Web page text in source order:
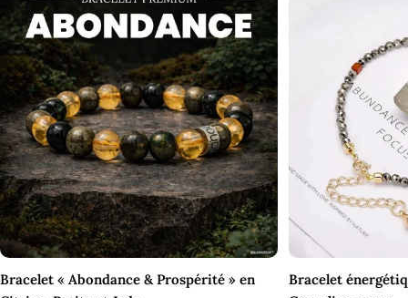
Bracelet « Abondance & Prospérité » en
Bracelet